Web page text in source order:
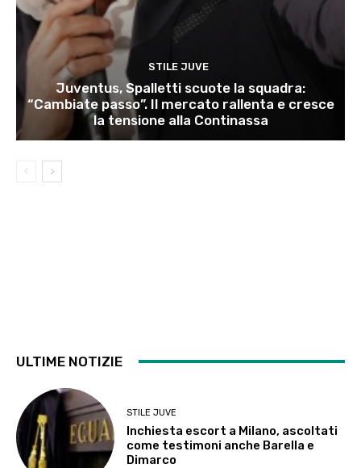
STILE JUVE
Juventus, Spalletti scuote la squadra:
“Cambiate passo”. Il mercato rallenta e cresce
la tensione alla Continassa
ULTIME NOTIZIE
STILE JUVE
Inchiesta escort a Milano, ascoltati
come testimoni anche Barella e
Dimarco